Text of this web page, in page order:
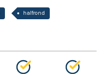
halfrond